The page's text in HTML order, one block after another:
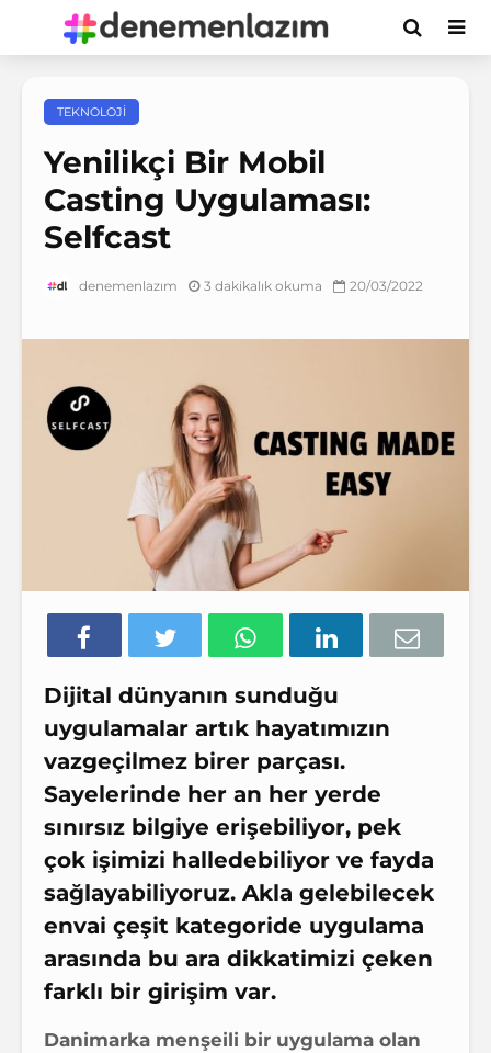
TEKNOLOJI
Yenilikçi Bir Mobil
Casting Uygulaması:
Selfcast
denemenlazım 3 dakikalık okuma 20/03/2022
Dijital dünyanın sunduğu
uygulamalar artık hayatımızın
vazgeçilmez birer parçası.
Sayelerinde her an her yerde
sınırsız bilgiye erişebiliyor, pek
çok işimizi halledebiliyor ve fayda
sağlayabiliyoruz. Akla gelebilecek
envai çeşit kategoride uygulama
arasında bu ara dikkatimizi çeken
farklı bir girişim var.
Danimarka menşeili bir uygulama olan